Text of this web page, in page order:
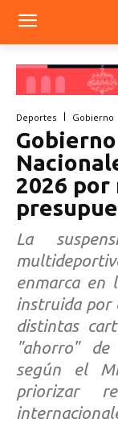
Deportes Gobierno
2026
La
enmarca en
instruida por
distintas
"ahorro"
según el
priorizar